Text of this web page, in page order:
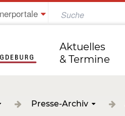
im Bistum katholisch.de
Aktuelles
& Termine
Presse-Archiv